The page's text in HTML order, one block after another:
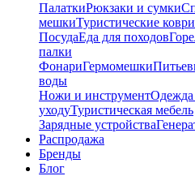
ПалаткиРюкзаки и сумки
мешкиТуристические
ПосудаЕда для походов
палки
ФонариГермомешки
воды
Ножи и инструментОдежда
уходуТуристическая мебель
Зарядные устройства
Распродажа
Бренды
Блог